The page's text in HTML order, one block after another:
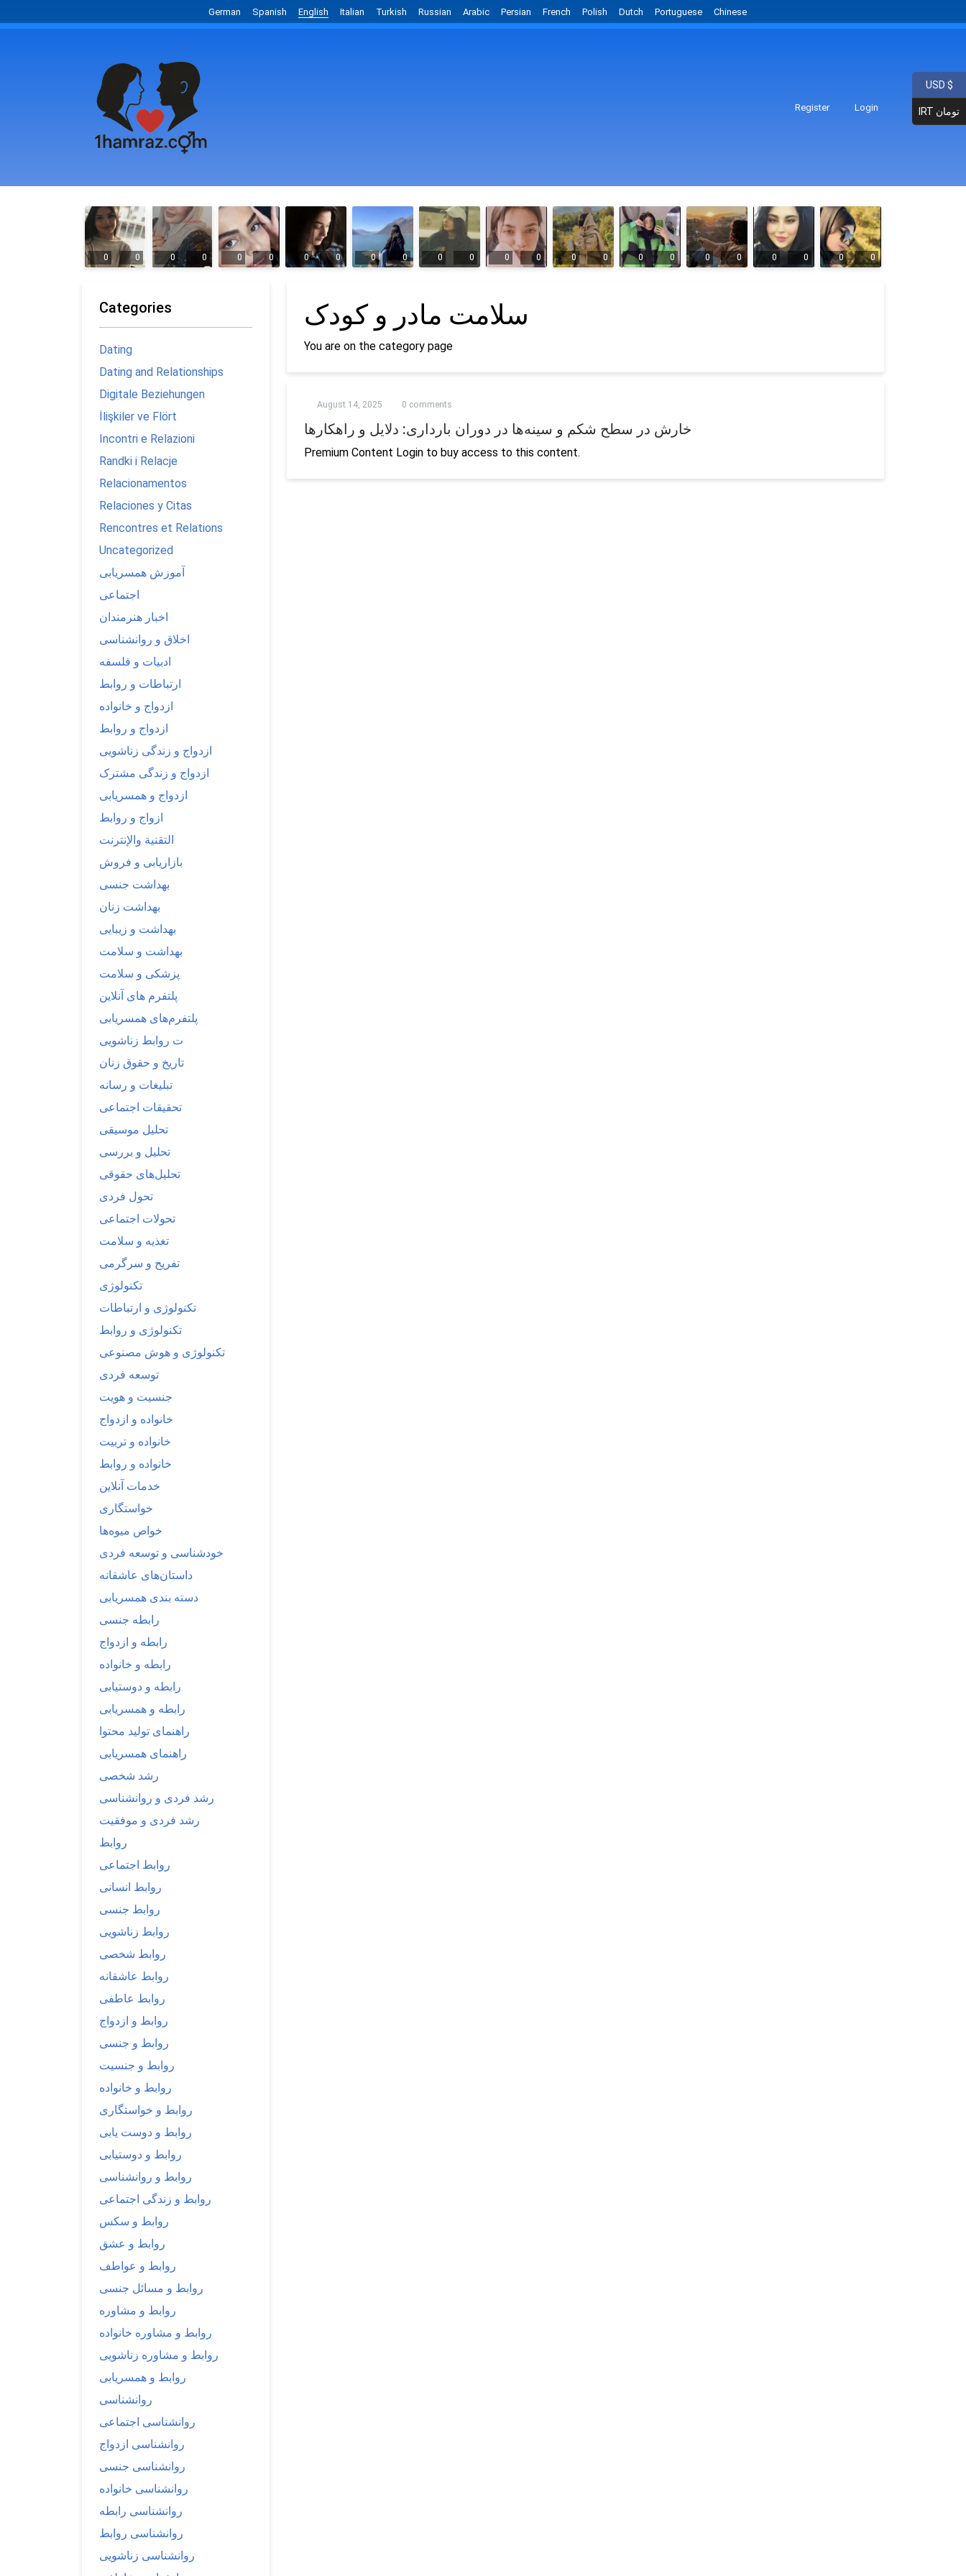
German Spanish English Italian Turkish Russian Arabic Persian French Polish Dutch Portuguese Chinese
Register Login
0 0 0 0 0 0 0 0 0 0 0 0 0 0 0 0 0 0 0 0 0 0 0 0
سلامت مادر و کودک
You are on the category page
August 14, 2025 0 comments
خارش در سطح شکم و سینه‌ها در دوران بارداری: دلایل و راهکارها
Premium Content Login to buy access to this content.
Categories
Dating
Dating and Relationships
Digitale Beziehungen
İlişkiler ve Flört
Incontri e Relazioni
Randki i Relacje
Relacionamentos
Relaciones y Citas
Rencontres et Relations
Uncategorized
آموزش همسریابی
اجتماعی
اخبار هنرمندان
اخلاق و روانشناسی
ادبیات و فلسفه
ارتباطات و روابط
ازدواج و خانواده
ازدواج و روابط
ازدواج و زندگی زناشویی
ازدواج و زندگی مشترک
ازدواج و همسریابی
ازواج و روابط
التقنية والإنترنت
بازاریابی و فروش
بهداشت جنسی
بهداشت زنان
بهداشت و زیبایی
بهداشت و سلامت
پزشکی و سلامت
پلتفرم های آنلاین
پلتفرم‌های همسریابی
ت روابط زناشویی
تاریخ و حقوق زنان
تبلیغات و رسانه
تحقیقات اجتماعی
تحلیل موسیقی
تحلیل و بررسی
تحلیل‌های حقوقی
تحول فردی
تحولات اجتماعی
تغذیه و سلامت
تفریح و سرگرمی
تکنولوژی
تکنولوژی و ارتباطات
تکنولوژی و روابط
تکنولوژی و هوش مصنوعی
توسعه فردی
جنسیت و هویت
خانواده و ازدواج
خانواده و تربیت
خانواده و روابط
خدمات آنلاین
خواستگاری
خواص میوه‌ها
خودشناسی و توسعه فردی
داستان‌های عاشقانه
دسته بندی همسریابی
رابطه جنسی
رابطه و ازدواج
رابطه و خانواده
رابطه و دوستیابی
رابطه و همسریابی
راهنمای تولید محتوا
راهنمای همسریابی
رشد شخصی
رشد فردی و روانشناسی
رشد فردی و موفقیت
روابط
روابط اجتماعی
روابط انسانی
روابط جنسی
روابط زناشویی
روابط شخصی
روابط عاشقانه
روابط عاطفی
روابط و ازدواج
روابط و جنسی
روابط و جنسیت
روابط و خانواده
روابط و خواستگاری
روابط و دوست یابی
روابط و دوستیابی
روابط و روانشناسی
روابط و زندگی اجتماعی
روابط و سکس
روابط و عشق
روابط و عواطف
روابط و مسائل جنسی
روابط و مشاوره
روابط و مشاوره خانواده
روابط و مشاوره زناشویی
روابط و همسریابی
روانشناسی
روانشناسی اجتماعی
روانشناسی ازدواج
روانشناسی جنسی
روانشناسی خانواده
روانشناسی رابطه
روانشناسی روابط
روانشناسی زناشویی
USD $
IRT تومان